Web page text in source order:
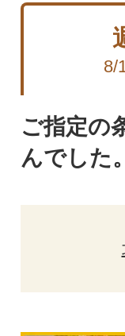
8/
ご指定の
んでした。